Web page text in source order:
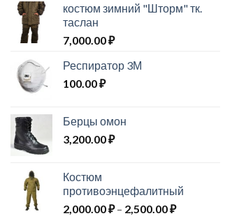
костюм зимний "Шторм" тк.
таслан
7,000.00₽
Респиратор 3М
100.00₽
Берцы омон
3,200.00₽
Костюм
противоэнцефалитный
2,000.00₽ – 2,500.00₽Диапазон